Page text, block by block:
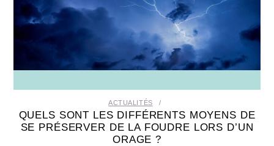
ACTUALITÉS
QUELS SONT LES DIFFÉRENTS MOYENS DE
SE PRÉSERVER DE LA FOUDRE LORS D’UN
ORAGE ?